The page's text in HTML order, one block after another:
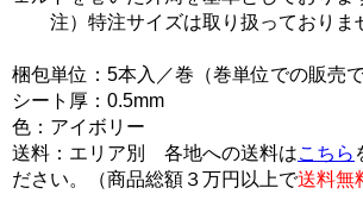
注）特注サイズは取り扱っておりま
梱包単位：5本入／巻（巻単位での販売で
シート厚：0.5mm
色：アイボリー
送料：エリア別 各地への送料はこちら
ださい。（商品総額３万円以上で送料無